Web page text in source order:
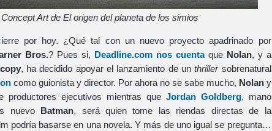
Art de El origen del planeta de los simios
por hoy. ¿Qué tal con un nuevo proyecto apadrinado por
Bros.? Pues si, Deadline.com nos cuentaque Nolan, y a
, ha decidido apoyar el lanzamiento de unthrillersobrenatural
como guionista y director. Por ahora no se sabe mucho, Nolany
productores ejecutivos mientras que Jordan Goldberg, mano
nuevo Batman, será quien tome las riendas directas de la
podría basarse en una novela. Y más de uno igual se pregunta…